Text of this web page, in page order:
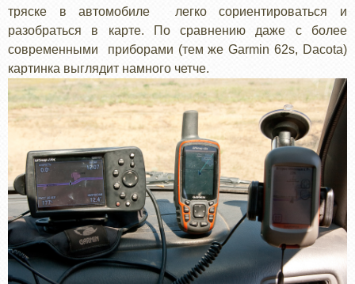
тряске в автомобиле легко сориентироваться и
разобраться в карте. По сравнению даже с более
современными приборами (тем же Garmin 62s, Dacota)
картинка выглядит намного четче.